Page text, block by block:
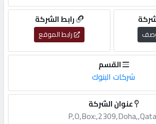
رابط الشركة
رابط الموقع
القسم
شركات البنوك
عنوان الشركة